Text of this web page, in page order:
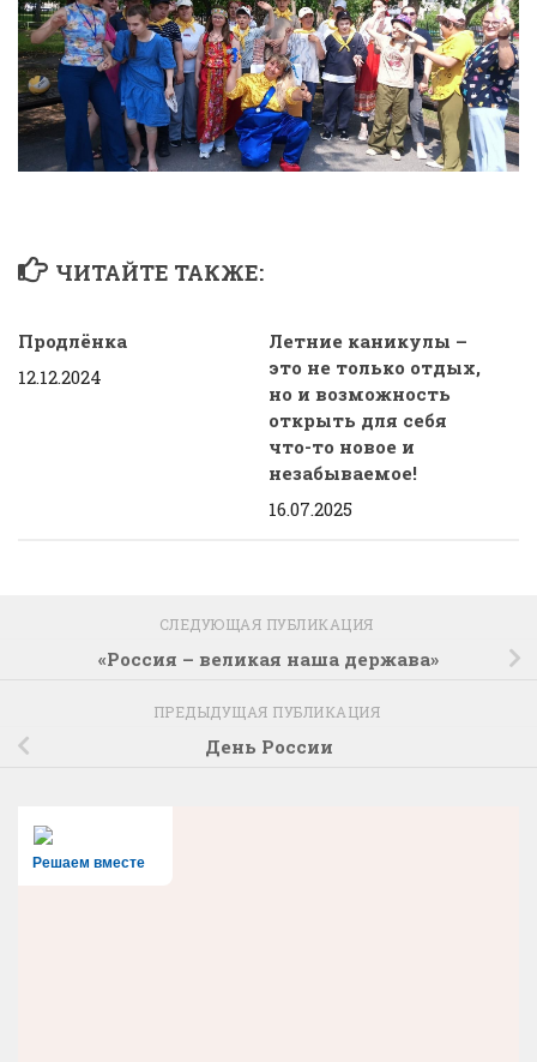
ЧИТАЙТЕ ТАКЖЕ:
Продлёнка
12.12.2024
Летние каникулы –
это не только отдых,
но и возможность
открыть для себя
что-то новое и
незабываемое!
16.07.2025
СЛЕДУЮЩАЯ ПУБЛИКАЦИЯ
«Россия – великая наша держава»
ПРЕДЫДУЩАЯ ПУБЛИКАЦИЯ
День России
Решаем вместе